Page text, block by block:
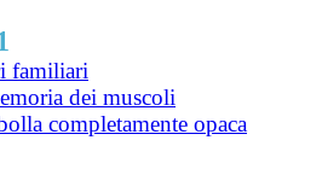
familiari
dei muscoli
completamente opaca